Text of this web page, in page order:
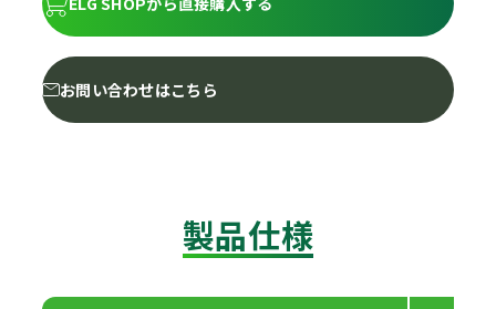
お問い合わせはこちら
製品仕様